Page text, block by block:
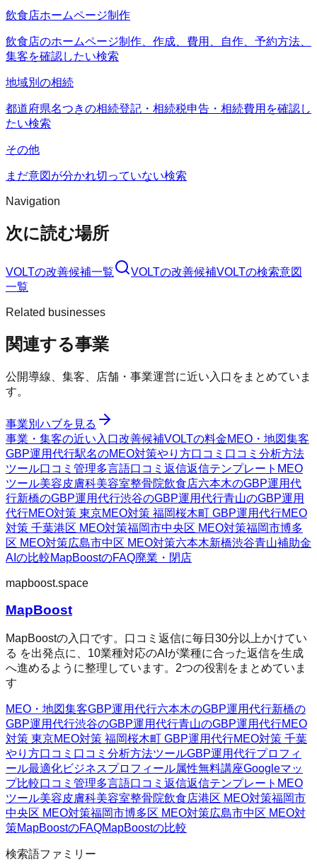
飲食店ホームページ制作
飲食店のホームページ制作、作成、費用、自作、予約方法、
集客を確認したい検索
地域別の相続
都道府県名つきの相続登記・相続税申告・相続費用を確認し
たい検索
その他
まだ意図が分かれ切っていない検索
Navigation
次に読む場所
VOLTの改善候補一覧 VOLTの改善候補VOLTの検索意図
一覧
Related businesses
関連する事業
公開導線、集客、店舗・事業運営に近い入口をまとめていま
す。
事業別ハブを見る
事業・集客の近い入口改善候補VOLTの料金MEO・地図集客
GBP運用代行駅名のMEO対策やり方口コミ 口コミ分析方法
ツール口コミ管理多言語口コミ返信返信テンプレート MEO
ツール美容皮膚科美容室整骨院飲食店六本木のGBP運用代
行新橋のGBP運用代行渋谷のGBP運用代行青山のGBP運用
代行MEO対策 東京MEO対策 福岡桜木町 GBP運用代行MEO
対策 千葉港区 MEO対策福岡市中央区 MEO対策福岡市博多
区 MEO対策広島市中区 MEO対策六本木新橋渋谷青山補助金
AIの比較MapBoostのFAQ廃業・閉店
mapboost.space
MapBoost
MapBoostの入口です。口コミ返信に毎日30分以上かけてい
る を出発点に、10業種対応のAIが業種に合った返信を生成
へ進めるように整理しています。2つの役割をまとめていま
す
MEO・地図集客GBP運用代行六本木のGBP運用代行新橋の
GBP運用代行渋谷のGBP運用代行青山のGBP運用代行MEO
対策 東京MEO対策 福岡桜木町 GBP運用代行MEO対策 千葉
やり方口コミ 口コミ分析方法ツールGBP運用代行プロフィ
ール最適化ビジネスプロフィール属性無料講座Googleマッ
プ比較口コミ管理多言語口コミ返信返信テンプレート MEO
ツール美容皮膚科美容室整骨院飲食店港区 MEO対策福岡市
中央区 MEO対策福岡市博多区 MEO対策広島市中区 MEO対
策MapBoostのFAQMapBoostの比較
検索語ファミリー